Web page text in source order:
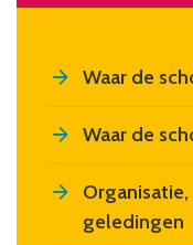
Waar de
Waar de
geledingen